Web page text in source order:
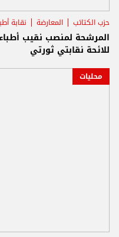
حزب الكتائب المعارضة نقابة
المرشحة لمنصب نقيب
للائحة نقابتي ثورتي
محليات